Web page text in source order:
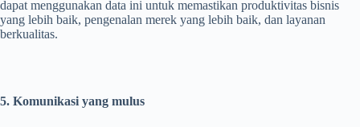
dapat menggunakan data ini untuk memastikan produktivitas bisnis
yang lebih baik, pengenalan merek yang lebih baik, dan layanan
berkualitas.
5. Komunikasi yang mulus